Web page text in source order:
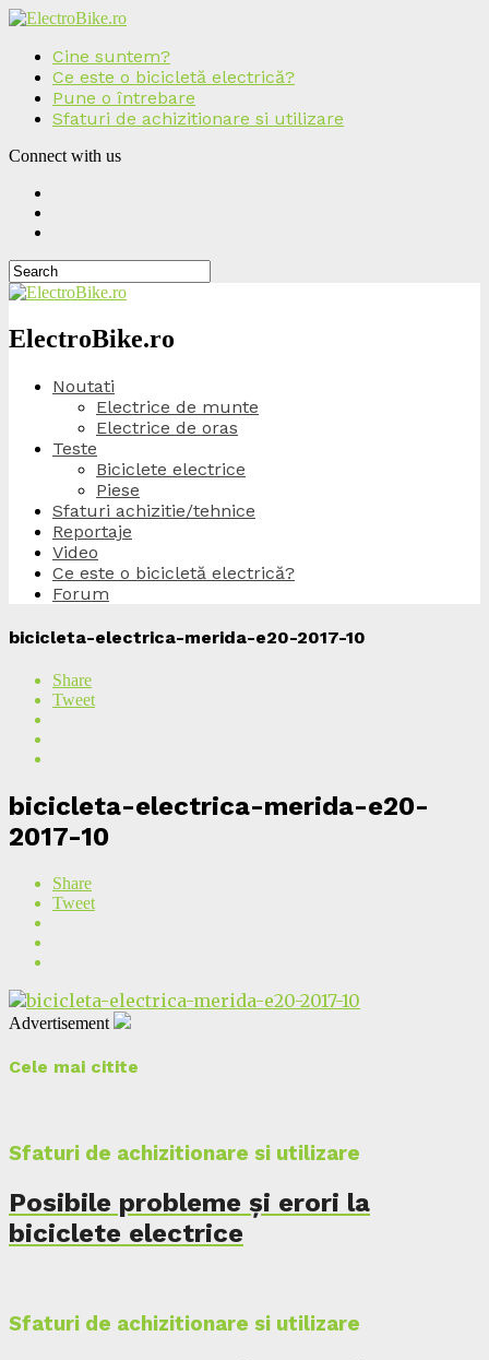
Cine suntem?
Ce este o bicicletă electrică?
Pune o întrebare
Sfaturi de achizitionare si utilizare
Connect with us
ElectroBike.ro
Noutati
Electrice de munte
Electrice de oras
Teste
Biciclete electrice
Piese
Sfaturi achizitie/tehnice
Reportaje
Video
Ce este o bicicletă electrică?
Forum
bicicleta-electrica-merida-e20-2017-10
Share
Tweet
bicicleta-electrica-merida-e20-
2017-10
Share
Tweet
Advertisement
Cele mai citite
Sfaturi de achizitionare si utilizare
Posibile probleme și erori la
biciclete electrice
Sfaturi de achizitionare si utilizare